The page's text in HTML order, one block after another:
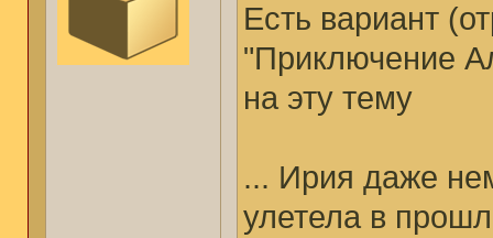
Есть вариант
"Приключение
на эту тему
... Ирия даже
улетела в